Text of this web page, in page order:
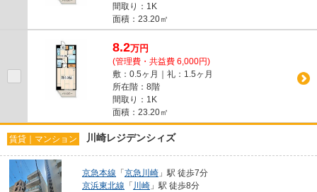
間取り：1K
面積：23.20㎡
8.2万円
(管理費・共益費 6,000円)
敷：0.5ヶ月｜礼：1.5ヶ月
所在階：8階
間取り：1K
面積：23.20㎡
賃貸｜マンション 川崎レジデンシィズ
京急本線 「京急川崎 」駅 徒歩7分
京浜東北線 「 川崎 」駅 徒歩8分